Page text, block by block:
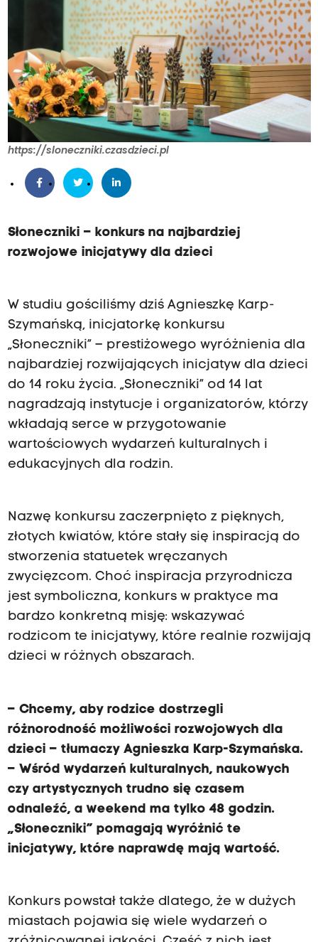
https://sloneczniki.czasdzieci.pl
Słoneczniki – konkurs na najbardziej
rozwojowe inicjatywy dla dzieci
W studiu gościliśmy dziś Agnieszkę Karp-
Szymańską, inicjatorkę konkursu
„Słoneczniki” – prestiżowego wyróżnienia dla
najbardziej rozwijających inicjatyw dla dzieci
do 14 roku życia. „Słoneczniki” od 14 lat
nagradzają instytucje i organizatorów, którzy
wkładają serce w przygotowanie
wartościowych wydarzeń kulturalnych i
edukacyjnych dla rodzin.
Nazwę konkursu zaczerpnięto z pięknych,
złotych kwiatów, które stały się inspiracją do
stworzenia statuetek wręczanych
zwycięzcom. Choć inspiracja przyrodnicza
jest symboliczna, konkurs w praktyce ma
bardzo konkretną misję: wskazywać
rodzicom te inicjatywy, które realnie rozwijają
dzieci w różnych obszarach.
– Chcemy, aby rodzice dostrzegli
różnorodność możliwości rozwojowych dla
dzieci – tłumaczy Agnieszka Karp-Szymańska.
– Wśród wydarzeń kulturalnych, naukowych
czy artystycznych trudno się czasem
odnaleźć, a weekend ma tylko 48 godzin.
„Słoneczniki” pomagają wyróżnić te
inicjatywy, które naprawdę mają wartość.
Konkurs powstał także dlatego, że w dużych
miastach pojawia się wiele wydarzeń o
e
j
r
z
o
o
w
n
i
c
j
a
t
y
w
y
l
a
d
i
e
t
u
d
i
u
g
o
ś
l
i